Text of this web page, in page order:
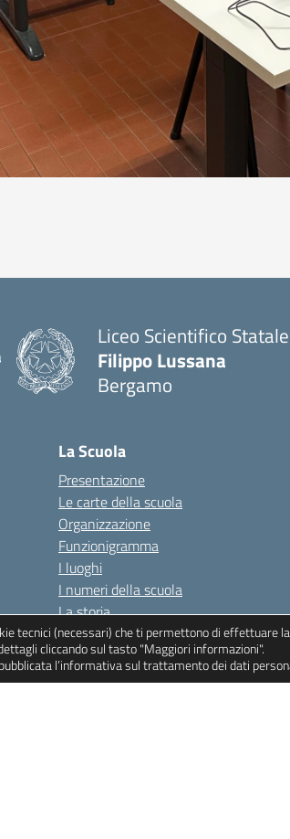
Liceo Scientifico Statale
Filippo Lussana
Bergamo
La Scuola
Presentazione
Le carte della scuola
Organizzazione
Funzionigramma
I luoghi
I numeri della scuola
La storia
Sicurezza e privacy
tecnici (necessari) che ti permettono di effettuare
cliccando sul tasto "Maggiori informazioni".
l’informativa sul trattamento dei dati